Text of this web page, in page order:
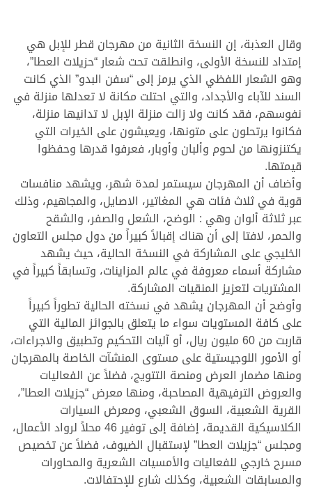
وقال العذبة، إن النسخة الثانية من مهرجان قطر للإبل هي
إمتداد للنسخة الأولى، وانطلقت تحت شعار “حزيلات العطا”،
وهو الشعار اللفظي الذي يرمز إلى “سفن البدو” الذي كانت
السند للآباء والأجداد، والتي احتلت مكانة لا تعدلها منزلة في
نفوسهم، فقد كانت ولا زالت منزلة الإبل لا تدانيها منزلة،
فكانوا يرتحلون على متونها، ويعيشون على الخيرات التي
يكتنزونها من لحوم وألبان وأوبار، فعرفوا قدرها وحفظوا
قيمتها.
وأضاف أن المهرجان سيستمر لمدة شهر، ويشهد منافسات
قوية في ثلاث فئات هي المغاتير، الاصايل، والمجاهيم، وذلك
عبر ثلاثة ألوان وهي : الوضح، الشعل والصفر، والشقح
والحمر، لافتا إلى أن هناك إقبالاً كبيراً من دول مجلس التعاون
الخليجي على المشاركة في النسخة الحالية، حيث يشهد
مشاركة أسماء معروفة في عالم المزاينات، وتسابقاً كبيراً في
المشتريات لتعزيز المنقيات المشاركة.
وأوضح أن المهرجان يشهد في نسخته الحالية تطوراً كبيراً
على كافة المستويات سواء ما يتعلق بالجوائز المالية التي
قاربت من 60 مليون ريال، أو آليات التحكيم وتطبيق والاجراءات،
أو الأمور اللوجيستية على مستوى المنشآت الخاصة بالمهرجان
ومنها مضمار العرض ومنصة التتويج، فضلاً عن الفعاليات
والعروض الترفيهية المصاحبة، ومنها معرض “جزيلات العطا”،
القرية الشعبية، السوق الشعبي، ومعرض السيارات
الكلاسيكية القديمة، إضافة إلى توفير 46 محلاً لرواد الأعمال،
ومجلس “جزيلات العطا” لإستقبال الضيوف، فضلاً عن تخصيص
مسرح خارجي للفعاليات والأمسيات الشعرية والمحاورات
والمسابقات الشعبية، وكذلك شارع للإحتفالات.